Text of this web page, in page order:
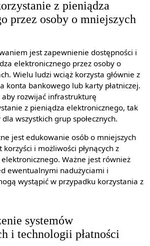
z pieniądza
przez osoby o mniejszych
jest zapewnienie dostępności i
elektronicznego przez osoby o
Wielu ludzi wciąż korzysta głównie z
konta bankowego lub karty płatniczej.
rozwijać infrastrukturę
z pieniądza elektronicznego, tak
wszystkich grup społecznych.
jest edukowanie osób o mniejszych
i możliwości płynących z
Ważne jest również
ewentualnymi nadużyciami i
wystąpić w przypadku korzystania z
systemów
i technologii płatności